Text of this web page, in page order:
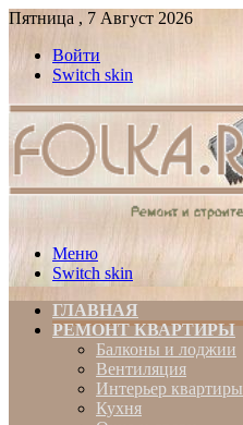
Пятница , 7 Август 2026
Войти
Switch skin
Меню
Switch skin
ГЛАВНАЯ
РЕМОНТ КВАРТИРЫ
Балконы и лоджии
Вентиляция
Интерьер квартиры
Кухня